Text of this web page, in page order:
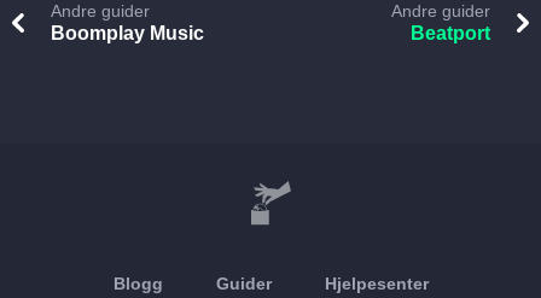
Andre guider
Boomplay Music
Andre guider
Beatport
Blogg Guider Hjelpesenter